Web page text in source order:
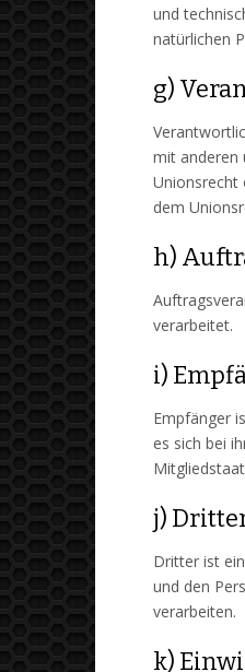
und
natürlichen
g)
mit anderen
Unionsrecht
dem
h)
verarbeitet.
i)
Empfänger
es sich bei
j)
Dritter ist
und den
verarbeiten.
k)